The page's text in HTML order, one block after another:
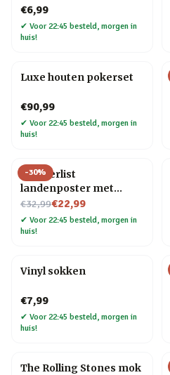
€6,99
✔ Voor 22:45 besteld, morgen in
huis!
Luxe houten pokerset
€90,99
✔ Voor 22:45 besteld, morgen in
huis!
-30%
Wanderlist
landenposter met
krasfolie
€32,99
Nu voor€22,99
✔ Voor 22:45 besteld, morgen in
huis!
Vinyl sokken
€7,99
✔ Voor 22:45 besteld, morgen in
huis!
The Rolling Stones mok